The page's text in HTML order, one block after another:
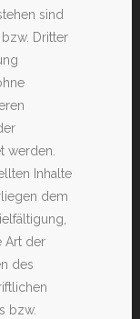
sind
Dritter
werden.
Inhalte
dem
Art der
des
bzw.